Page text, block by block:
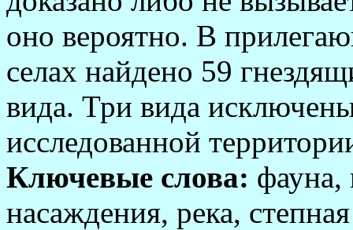
оно вероятно. В
селах найдено 59
вида. Три вида
исследованной
Ключевые слова: фауна,
насаждения, река,